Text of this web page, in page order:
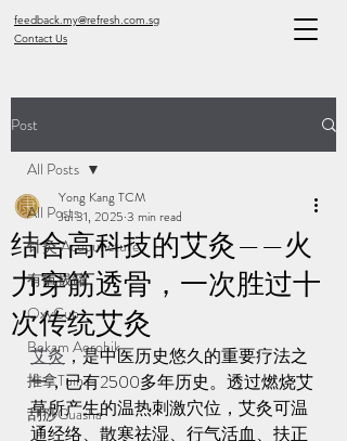
feedback.my@refresh.com.sg
Contact Us
Post
All Posts
针灸 Acupuncture
有氧拔罐
OxyCup
Bekam Aerobik
推拿Tuina
刮痧Guasha
All Posts
结合高科技的艾灸——火
力穿筋透骨，一次胜过十
次传统艾灸
Yong Kang TCM
Jul 31, 2025 3 min read
艾灸，是中医历史悠久的重要疗法之
一，已有2500多年历史。透过燃烧艾
草所产生的温热刺激穴位，艾灸可温
通经络、散寒祛湿、行气活血、扶正